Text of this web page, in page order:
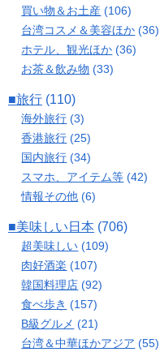
買い物＆お土産 (106)
台湾コスメ＆美容ほか (36)
ホテル、観光ほか (36)
お茶＆飲み物 (33)
■旅行 (110)
海外旅行 (3)
香港旅行 (25)
国内旅行 (34)
スマホ、アイテム等 (42)
情報その他 (6)
■美味しい日本 (706)
超美味しい (109)
肉好酒楽 (107)
韓国料理店 (92)
食べ歩き (157)
B級グルメ (21)
台湾＆中華ほかアジア (55)